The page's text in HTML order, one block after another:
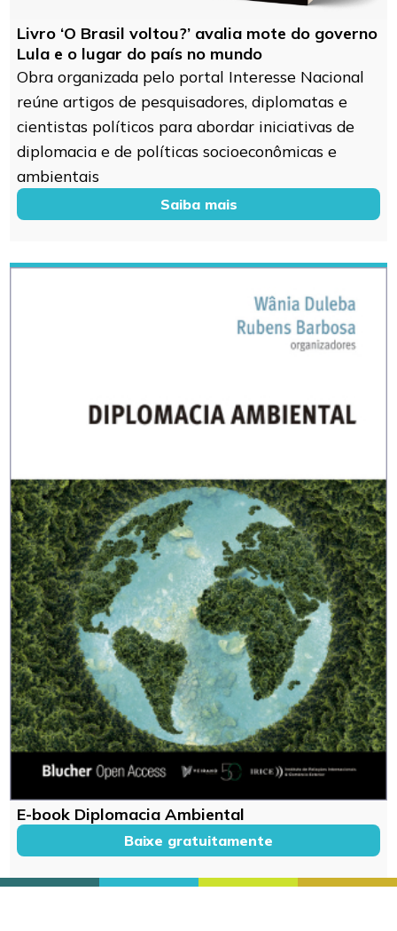
Livro ‘O Brasil voltou?’ avalia mote do governo
Lula e o lugar do país no mundo
Obra organizada pelo portal Interesse Nacional
reúne artigos de pesquisadores, diplomatas e
cientistas políticos para abordar iniciativas de
diplomacia e de políticas socioeconômicas e
ambientais
Saiba mais
E-book Diplomacia Ambiental
Baixe gratuitamente